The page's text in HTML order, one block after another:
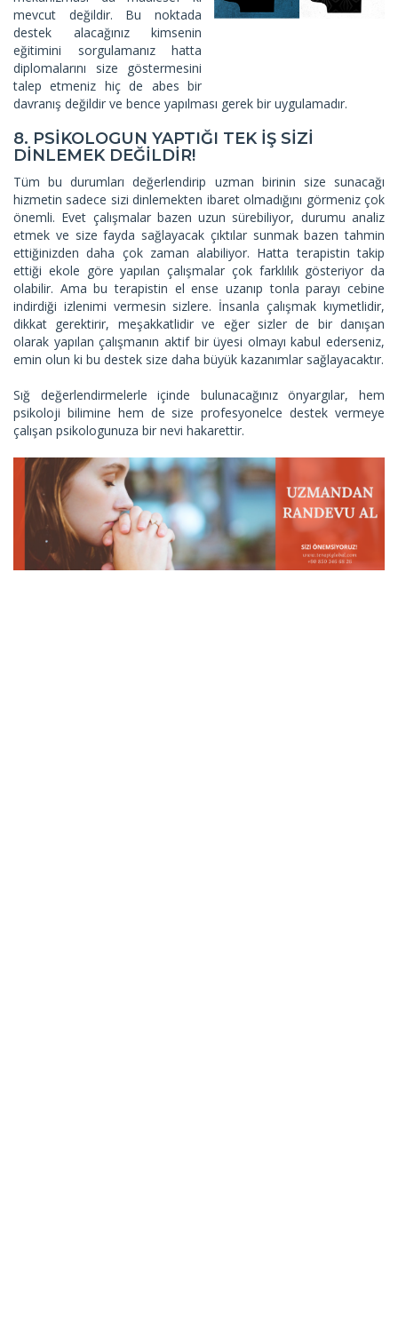
mevcut değildir. Bu noktada
destek alacağınız kimsenin
eğitimini sorgulamanız hatta
diplomalarını size göstermesini
talep etmeniz hiç de abes bir
davranış değildir ve bence yapılması gerek bir uygulamadır.
8. PSİKOLOGUN YAPTIĞI TEK İŞ SİZİ
DİNLEMEK DEĞİLDİR!
Tüm bu durumları değerlendirip uzman birinin size sunacağı
hizmetin sadece sizi dinlemekten ibaret olmadığını görmeniz çok
önemli. Evet çalışmalar bazen uzun sürebiliyor, durumu analiz
etmek ve size fayda sağlayacak çıktılar sunmak bazen tahmin
ettiğinizden daha çok zaman alabiliyor. Hatta terapistin takip
ettiği ekole göre yapılan çalışmalar çok farklılık gösteriyor da
olabilir. Ama bu terapistin el ense uzanıp tonla parayı cebine
indirdiği izlenimi vermesin sizlere. İnsanla çalışmak kıymetlidir,
dikkat gerektirir, meşakkatlidir ve eğer sizler de bir danışan
olarak yapılan çalışmanın aktif bir üyesi olmayı kabul ederseniz,
emin olun ki bu destek size daha büyük kazanımlar sağlayacaktır.
Sığ değerlendirmelerle içinde bulunacağınız önyargılar, hem
psikoloji bilimine hem de size profesyonelce destek vermeye
çalışan psikologunuza bir nevi hakarettir.